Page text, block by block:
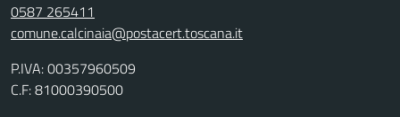
0587 265411
comune.calcinaia@postacert.toscana.it
P.IVA: 00357960509
C.F: 81000390500